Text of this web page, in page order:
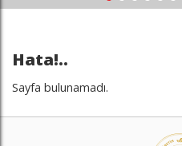
Hata!..
Sayfa bulunamadı.